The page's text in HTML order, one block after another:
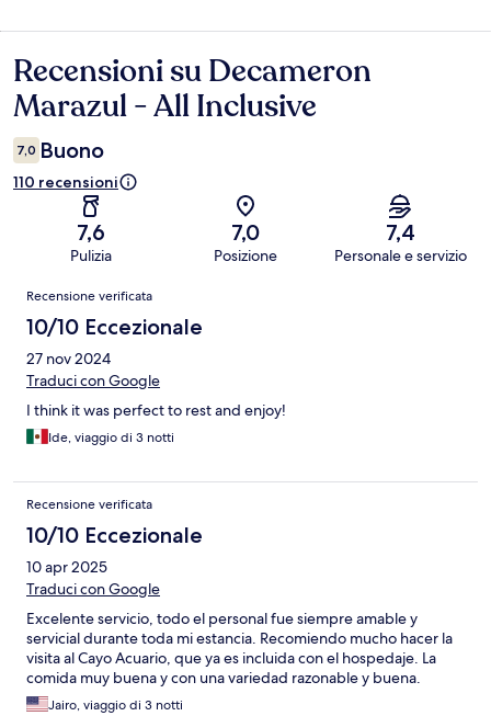
Recensioni
Recensioni su Decameron
Marazul - All Inclusive
7,0 Buono
110 recensioni
7,6
Pulizia
7,0
Posizione
7,4
Personale e servizio
Recensioni
Recensione verificata
10/10 Eccezionale
27 nov 2024
Traduci con Google
I think it was perfect to rest and enjoy!
Ide, viaggio di 3 notti
Recensione verificata
10/10 Eccezionale
10 apr 2025
Traduci con Google
Excelente servicio, todo el personal fue siempre amable y
servicial durante toda mi estancia. Recomiendo mucho hacer la
visita al Cayo Acuario, que ya es incluida con el hospedaje. La
comida muy buena y con una variedad razonable y buena.
Jairo, viaggio di 3 notti